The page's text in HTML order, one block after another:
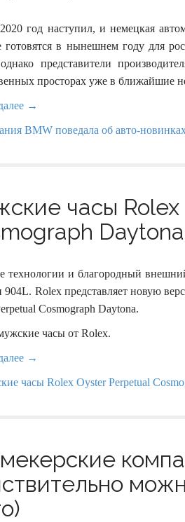
год наступил, и немецкая
готовятся в нынешнем году для
представители
просторах уже в ближайшие
→
часы
технологии и благородный
904L. Rolex представляет новую
Cosmograph Daytona.
часы от Rolex.
→